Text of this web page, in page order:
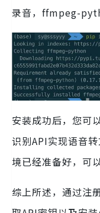
录音，ffmpeg-
安装成功后，您可
识别API实现语音
境已经准备好，可
综上所述，通过注